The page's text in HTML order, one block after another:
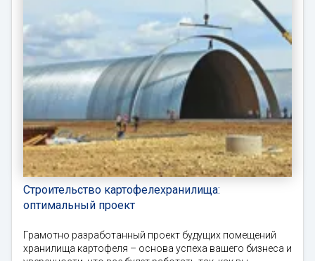
Строительство картофелехранилища:
оптимальный проект
Грамотно разработанный проект будущих помещений
хранилища картофеля – основа успеха вашего бизнеса и